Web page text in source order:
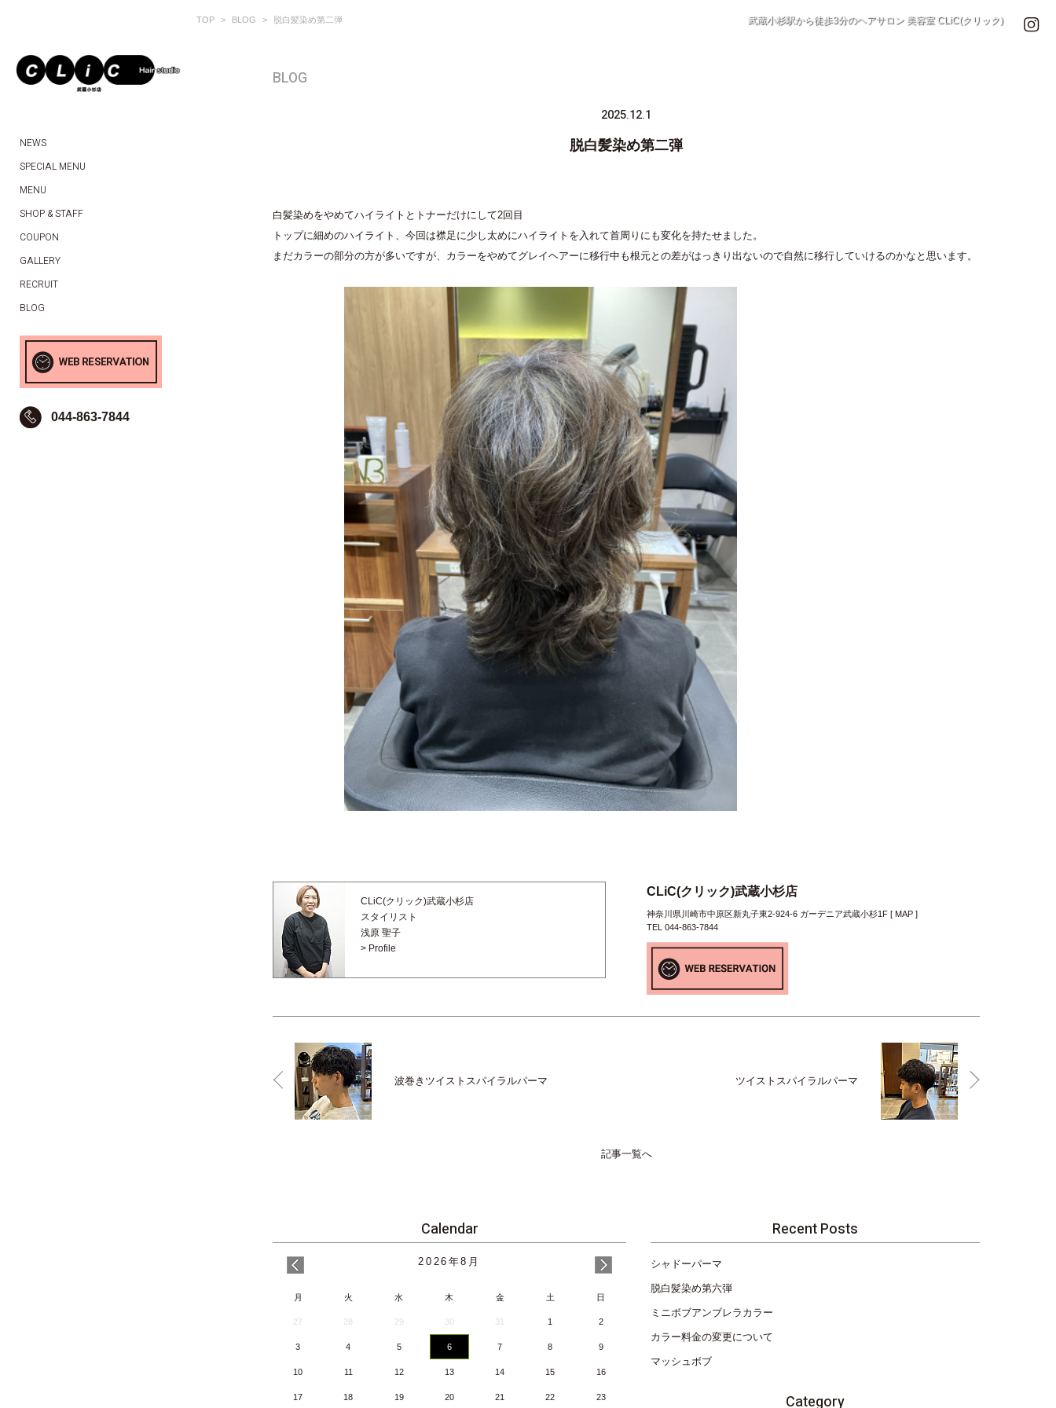
TOP BLOG 脱白髪染め第二弾 武蔵小杉駅から徒歩3分のヘアサロン 美容室 CLiC(クリック)
NEWS
SPECIAL MENU
MENU
SHOP & STAFF
COUPON
GALLERY
RECRUIT
BLOG
044-863-7844
BLOG
2025.12.1
脱白髪染め第二弾
白髪染めをやめてハイライトとトナーだけにして2回目
トップに細めのハイライト、今回は襟足に少し太めにハイライトを入れて首周りにも変化を持たせました。
まだカラーの部分の方が多いですが、カラーをやめてグレイヘアーに移行中も根元との差がはっきり出ないので自然に移行していけるのかなと思います。
CLiC(クリック)武蔵小杉店
スタイリスト
浅原 聖子
> Profile
CLiC(クリック)武蔵小杉店
神奈川県川崎市中原区新丸子東2-924-6 ガーデニア武蔵小杉1F [ MAP ]
TEL 044-863-7844
波巻きツイストスパイラルパーマ ツイストスパイラルパーマ
記事一覧へ
Calendar
2026 年8月
月 火 水 木 金 土 日
27 28 29 30 31 1 2
3 4 5 6 7 8 9
10 11 12 13 14 15 16
17 18 19 20 21 22 23
Recent Posts
シャドーパーマ
脱白髪染め第六弾
ミニボブアンブレラカラー
カラー料金の変更について
マッシュボブ
Category